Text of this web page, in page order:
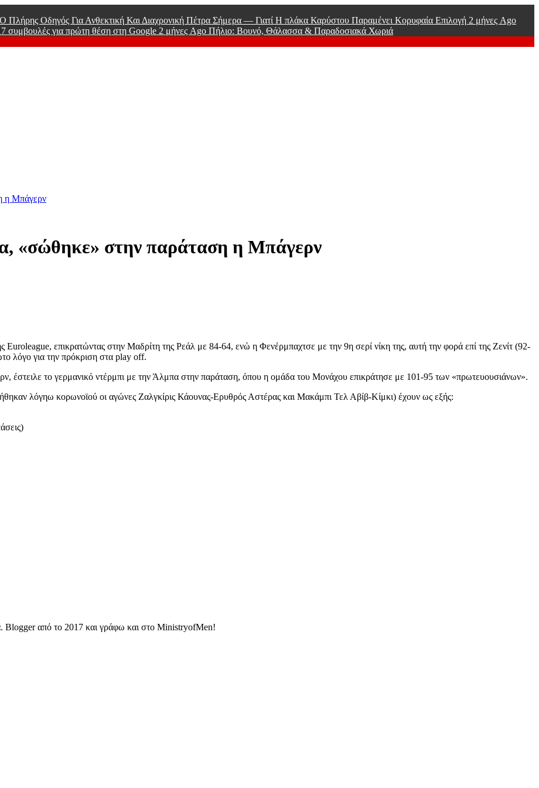
Οδηγός Για Ανθεκτική Και Διαχρονική Πέτρα Σήμερα — Γιατί Η πλάκα Καρύστου Παραμένει Κορυφαία Επιλογή 2 μήνες Ago
συμβουλές για πρώτη θέση στη Google 2 μήνες Ago Πήλιο: Βουνό, Θάλασσα & Παραδοσιακά Χωριά
η Μπάγερν
«σώθηκε» στην παράταση η Μπάγερν
Euroleague, επικρατώντας στην Μαδρίτη της Ρεάλ με 84-64, ενώ η Φενέρμπαχτσε με την 9η σερί νίκη της, αυτή την φορά επί της Ζενίτ (92-
λόγο για την πρόκριση στα play off.
έστειλε το γερμανικό ντέρμπι με την Άλμπα στην παράταση, όπου η ομάδα του Μονάχου επικράτησε με 101-95 των «πρωτευουσιάνων».
λόγηω κορωνοϊού οι αγώνες Ζαλγκίρις Κάουνας-Ερυθρός Αστέρας και Μακάμπι Τελ Αβίβ-Κίμκι) έχουν ως εξής:
Blogger από το 2017 και γράφω και στο MinistryofMen!